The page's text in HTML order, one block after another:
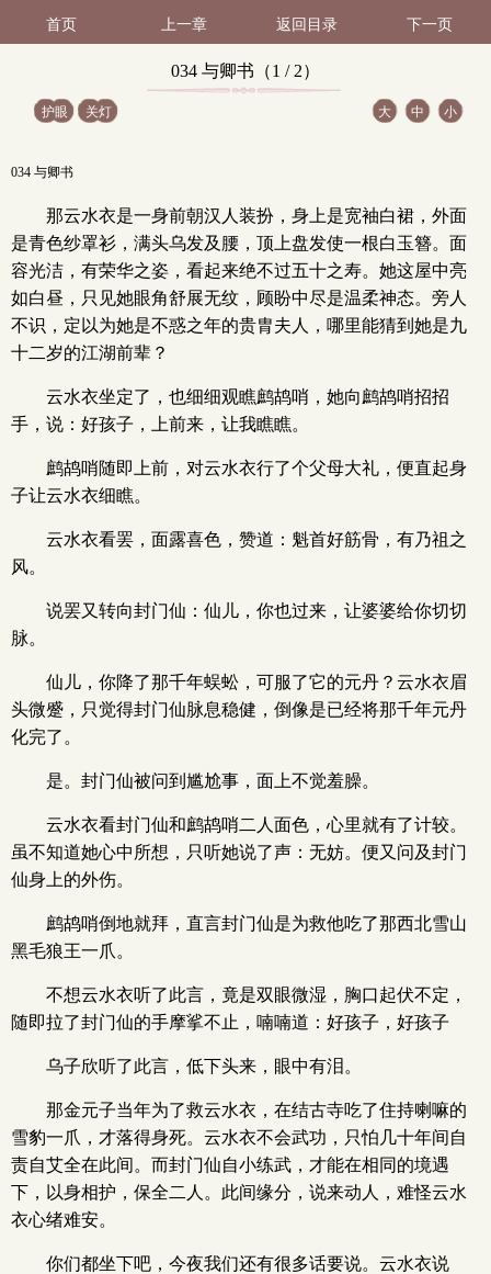
首页 上一章 返回目录 下一页
034 与卿书（1 / 2）
护眼 关灯 大 中 小
034 与卿书
那云水衣是一身前朝汉人装扮，身上是宽袖白裙，外面
是青色纱罩衫，满头乌发及腰，顶上盘发使一根白玉簪。面
容光洁，有荣华之姿，看起来绝不过五十之寿。她这屋中亮
如白昼，只见她眼角舒展无纹，顾盼中尽是温柔神态。旁人
不识，定以为她是不惑之年的贵胄夫人，哪里能猜到她是九
十二岁的江湖前辈？
云水衣坐定了，也细细观瞧鹧鸪哨，她向鹧鸪哨招招
手，说：好孩子，上前来，让我瞧瞧。
鹧鸪哨随即上前，对云水衣行了个父母大礼，便直起身
子让云水衣细瞧。
云水衣看罢，面露喜色，赞道：魁首好筋骨，有乃祖之
风。
说罢又转向封门仙：仙儿，你也过来，让婆婆给你切切
脉。
仙儿，你降了那千年蜈蚣，可服了它的元丹？云水衣眉
头微蹙，只觉得封门仙脉息稳健，倒像是已经将那千年元丹
化完了。
是。封门仙被问到尴尬事，面上不觉羞臊。
云水衣看封门仙和鹧鸪哨二人面色，心里就有了计较。
虽不知道她心中所想，只听她说了声：无妨。便又问及封门
仙身上的外伤。
鹧鸪哨倒地就拜，直言封门仙是为救他吃了那西北雪山
黑毛狼王一爪。
不想云水衣听了此言，竟是双眼微湿，胸口起伏不定，
随即拉了封门仙的手摩挲不止，喃喃道：好孩子，好孩子
乌子欣听了此言，低下头来，眼中有泪。
那金元子当年为了救云水衣，在结古寺吃了住持喇嘛的
雪豹一爪，才落得身死。云水衣不会武功，只怕几十年间自
责自艾全在此间。而封门仙自小练武，才能在相同的境遇
下，以身相护，保全二人。此间缘分，说来动人，难怪云水
衣心绪难安。
你们都坐下吧，今夜我们还有很多话要说。云水衣说